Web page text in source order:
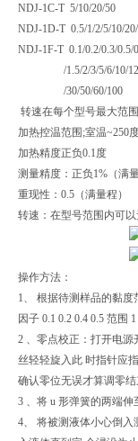
NDJ-1C-T 5/10/20/
NDJ-1D-T 0.5/1/2/5/10/
NDJ-1F-T 0.1/0.2/0.3/0.5/
/1.5/2/3/5/6/10/12/
/30/50/60/100
转速在每个型号最大范
加热控温范围;室温~250
加热精度正负0.1度
测量精度：正负1%（满量
重现性：0.5（满量程）
转速：在型号范围内可
操作方法：
1、 根据待测样品的黏度
因子 0.1 0.2 0.4 0.5 范围
2 、零点校正：打开电
丝轻轻旋入此 时指针应
确认零位无误才算调零结
3 、将 u 形弹簧的两端伸
4、 将被测液体小心倒